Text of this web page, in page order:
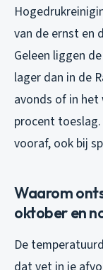
van de ernst en
Geleen liggen
lager dan in de
avonds of in het
procent
vooraf, ook bij
Waarom
oktober en
De